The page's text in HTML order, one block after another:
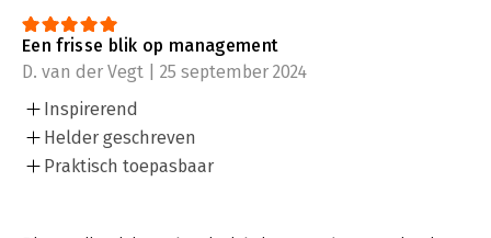
Een frisse blik op management
D. van der Vegt | 25 september 2024
Inspirerend
Helder geschreven
Praktisch toepasbaar